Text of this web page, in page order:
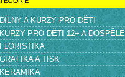
A KURZY PRO DĚTI
PRO DĚTI 12+ A DOSPĚLÉ
A TISK